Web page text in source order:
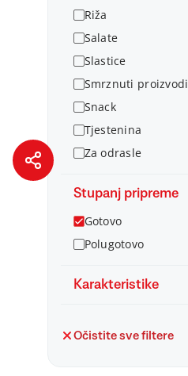
Riža
Salate
Slastice
Smrznuti proizvodi
Snack
Tjestenina
Za odrasle
Stupanj pripreme
Gotovo
Polugotovo
Karakteristike
Očistite sve filtere